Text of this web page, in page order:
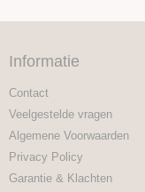
Informatie
Contact
Veelgestelde vragen
Algemene Voorwaarden
Privacy Policy
Garantie & Klachten